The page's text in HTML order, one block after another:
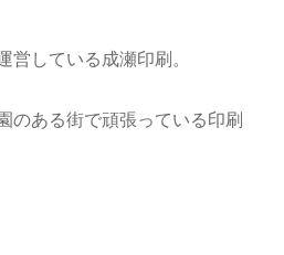
営している成瀬印刷。
のある街で頑張っている印刷